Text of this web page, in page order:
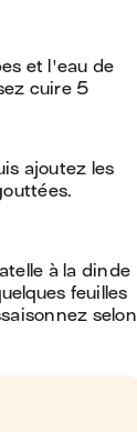
et l'eau de
cuire 5
ajoutez les
à la dinde
feuilles
selon